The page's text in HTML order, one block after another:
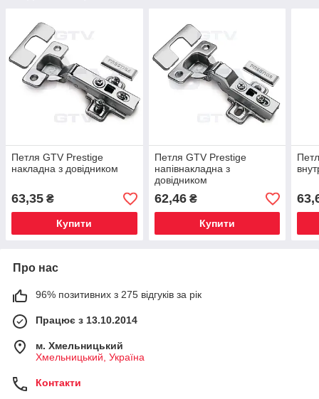
Петля GTV Prestige
накладна з довідником
63,35 ₴
Купити
Петля GTV Prestige
напівнакладна з
довідником
62,46₴
Купити
Про нас
96% позитивних з 275 відгуків за рік
Працює з 13.10.2014
м. Хмельницький
Хмельницький, Україна
Контакти